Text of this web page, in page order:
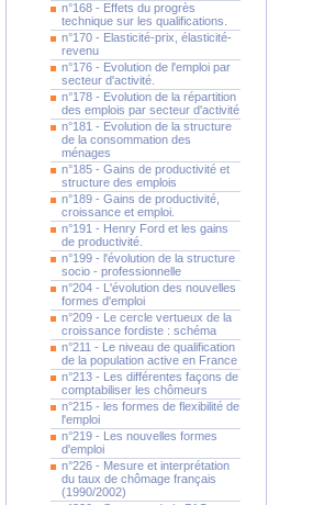
n°168 - Effets du progrès
technique sur les qualifications.
n°170 - Elasticité-prix, élasticité-
revenu
n°176 - Evolution de l'emploi par
secteur d'activité.
n°178 - Evolution de la répartition
des emplois par secteur d'activité
n°181 - Evolution de la structure
de la consommation des
ménages
n°185 - Gains de productivité et
structure des emplois
n°189 - Gains de productivité,
croissance et emploi.
n°191 - Henry Ford et les gains
de productivité.
n°199 - l'évolution de la structure
socio - professionnelle
n°204 - L'évolution des nouvelles
formes d'emploi
n°209 - Le cercle vertueux de la
croissance fordiste : schéma
n°211 - Le niveau de qualification
de la population active en France
n°213 - Les différentes façons de
comptabiliser les chômeurs
n°215 - les formes de flexibilité de
l'emploi
n°219 - Les nouvelles formes
d'emploi
n°226 - Mesure et interprétation
du taux de chômage français
(1990/2002)